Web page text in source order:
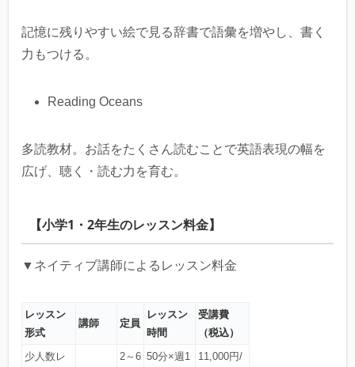
記憶に残りやすい絵で見る辞書で語彙を増やし、書く
力もつける。
Reading Oceans
多読教材。お話をたくさん読むことで英語表現の幅を
広げ、聴く・読む力を育む。
【小学1・2年生のレッスン料金】
▼ネイティブ講師によるレッスン料金
レッスン
形式
講師 定員
レッスン
時間
受講費
（税込）
少人数レ
2～6 50分×週1
11,000円/